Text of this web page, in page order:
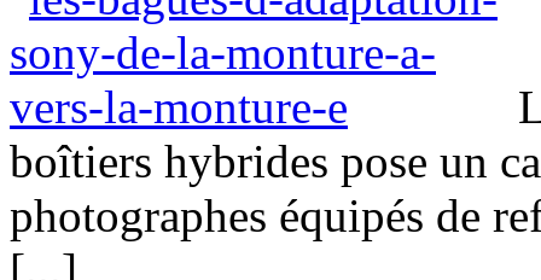
boîtiers hybrides pose un
photographes équipés de
[...]